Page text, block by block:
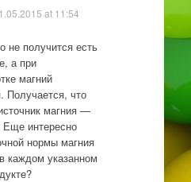
at 11:54
не получится есть
а при
магний
Получается, что
магния —
Еще интересно
нормы магния
каждом указанном